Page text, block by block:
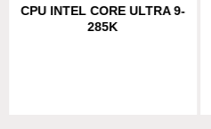
CPU INTEL CORE ULTRA 9-
285K